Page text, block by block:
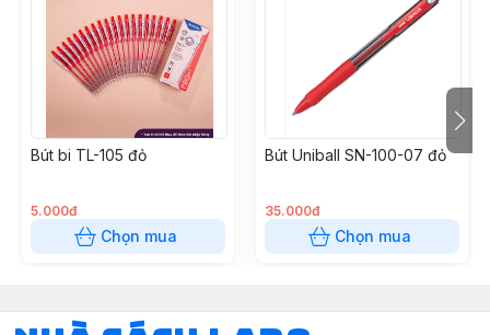
Bút bi TL-105 đỏ
5.000đ
Chọn mua
Bút Uniball SN-100-07 đỏ
35.000đ
Chọn mua